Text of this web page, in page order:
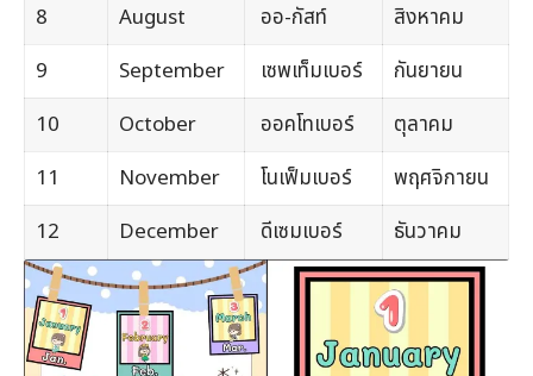
8
August ออ-กัสท์
สิงหาคม
9
September เซพเท็มเบอร์
กันยายน
10
October ออคโทเบอร์
ตุลาคม
11
November โนเฟ็มเบอร์
พฤศจิกายน
12
December ดีเซมเบอร์ ธันวาคม